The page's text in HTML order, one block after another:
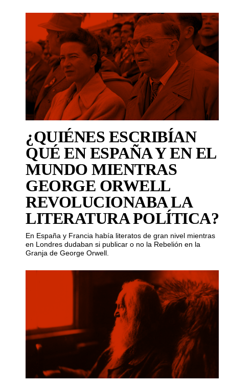
¿QUIÉNES ESCRIBÍAN
QUÉ EN ESPAÑA Y EN EL
MUNDO MIENTRAS
GEORGE ORWELL
REVOLUCIONABA LA
LITERATURA POLÍTICA?
En España y Francia había literatos de gran nivel mientras
en Londres dudaban si publicar o no la Rebelión en la
Granja de George Orwell.